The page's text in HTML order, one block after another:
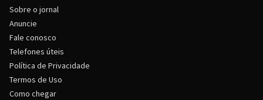
Sobre o jornal
Anuncie
Fale conosco
Telefones úteis
Política de Privacidade
Termos de Uso
Como chegar